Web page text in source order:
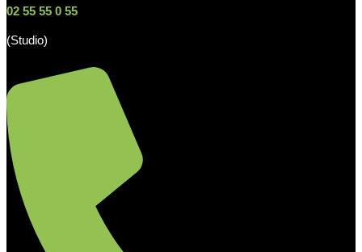
02 55 55 0 55
(Studio)